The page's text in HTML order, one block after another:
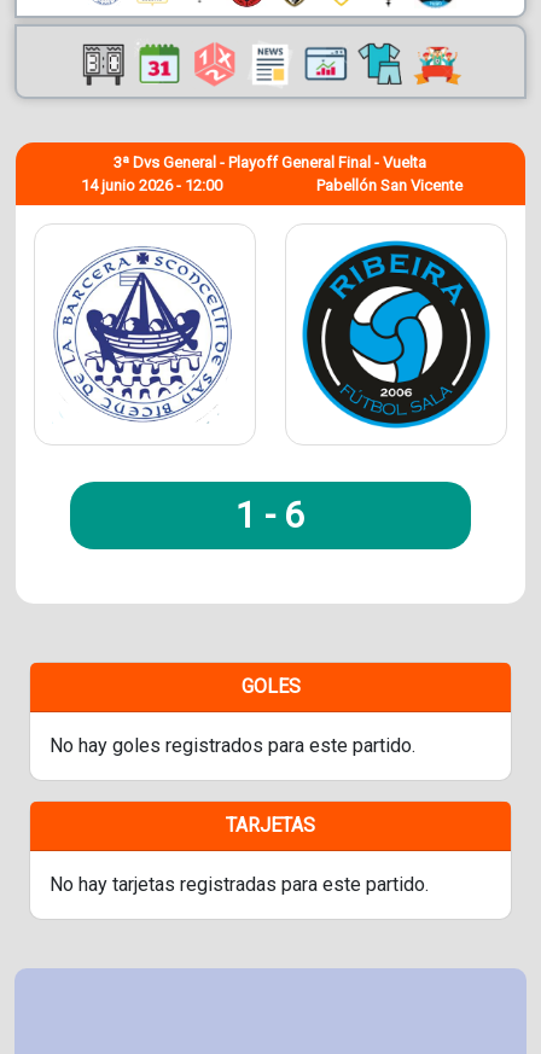
14 junio 2026 - 12:00
3ª Dvs General - Playoff General Final - Vuelta
Pabellón San Vicente
1 - 6
GOLES
No hay goles registrados para este partido.
TARJETAS
No hay tarjetas registradas para este partido.